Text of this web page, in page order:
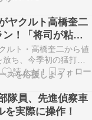
外国人「まるで魔法
なハンバーグ屋を2人
じゃ無理だぞ・・・」
ヤクルト高橋奎二
！「将司が粘っ
初猛打賞の裏側に
絆
ルト・高橋奎二から値
ち、今季初の猛打賞
インタビューで語った
」という一言には、女
けた坂本らしい思いが
誠志郎 坂本 誠志郎
スを応援しよう！
隊員、先進偵察車
実際に操作！